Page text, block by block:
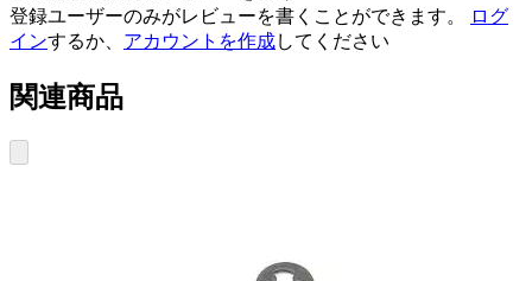
登録ユーザーのみがレビューを書くことができます。
ログ
インするか、 アカウントを作成してください
関連商品